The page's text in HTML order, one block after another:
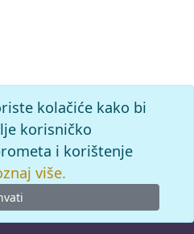
kolačiće kako bi
korisničko
i korištenje
više.
Miroslav Krleža